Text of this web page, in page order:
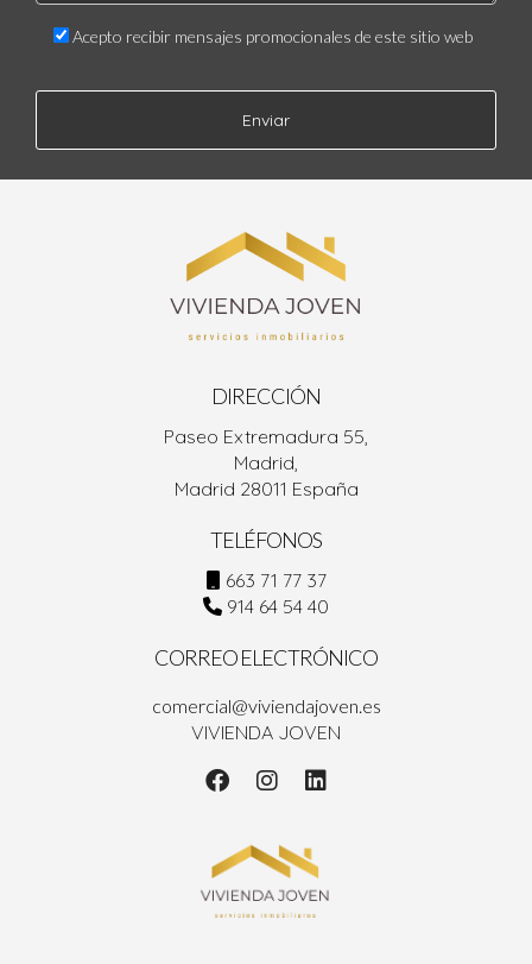
Acepto recibir mensajes promocionales de este sitio web
Enviar
DIRECCIÓN
Paseo Extremadura 55,
Madrid,
Madrid 28011 España
TELÉFONOS
663 71 77 37
914 64 54 40
CORREO ELECTRÓNICO
comercial@viviendajoven.es
VIVIENDA JOVEN